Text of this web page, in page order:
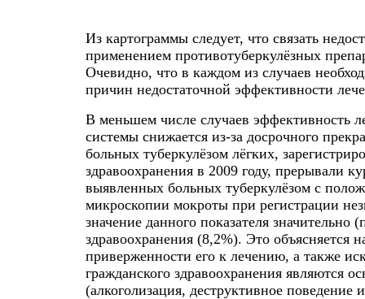
Из картограммы следует, что связать
применением противотуберкулёзных
Очевидно, что в каждом из случаев
причин недостаточной эффективности
В меньшем числе случаев эффективность
системы снижается из-за досрочного
больных туберкулёзом лёгких,
здравоохранения в 2009 году, прерывали
выявленных больных туберкулёзом с
микроскопии мокроты при регистрации
значение данного показателя
здравоохранения (8,2%). Это
приверженности его к лечению, а также
гражданского здравоохранения являются
(алкоголизация, деструктивное поведение